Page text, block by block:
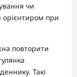
чи
орієнтиром при
повторити
Такі